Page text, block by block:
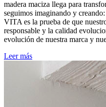
madera maciza llega para
seguimos imaginando y
VITA es la prueba de que
responsable y la calidad
evolución de nuestra marca y
Leer más